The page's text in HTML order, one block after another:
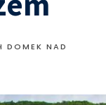
DOMEK NAD